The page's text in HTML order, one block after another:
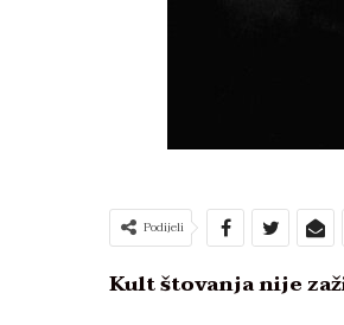
Podijeli
Kult štovanja nije